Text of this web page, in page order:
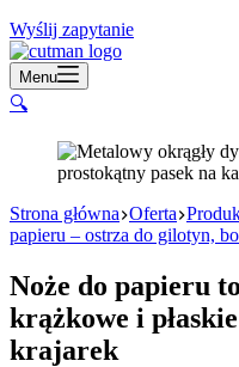
Wyślij zapytanie
Menu
🔍
Strona główna Oferta
papieru – ostrza do gilotyn,
Noże do papieru
krążkowe i
krajarek